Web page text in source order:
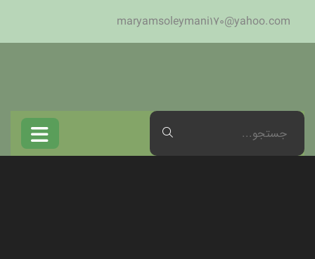
maryamsoleymani170@yahoo.com